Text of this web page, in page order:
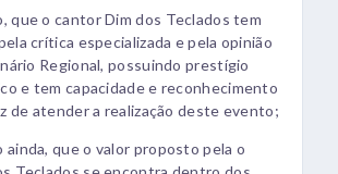
que o cantor Dim dos Teclados tem
crítica especializada e pela opinião
Regional, possuindo prestígio
e tem capacidade e reconhecimento
de atender a realização deste evento;
ainda, que o valor proposto pela o